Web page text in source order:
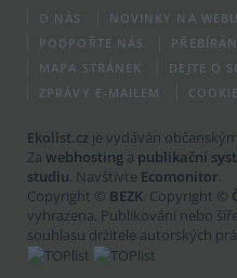
O NÁS NOVINKY NA WEBU
PODPOŘTE NÁS
MAPA STRÁNEK
DEJTE O
ZPRÁVY E-MAILEM
Ekolist.cz je vydáván
Za webhosting a publikační
studiu. Navštivte Ecomonitor.
Copyright © BEZK. Copyright ©
vyhrazena. Publikování nebo
souhlasu držitele autorských